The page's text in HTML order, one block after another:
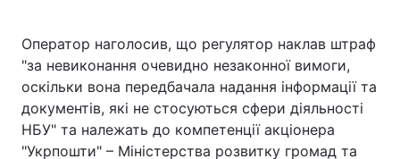
Оператор наголосив, що регулятор наклав штраф
"за невиконання очевидно незаконної вимоги,
оскільки вона передбачала надання інформації та
документів, які не стосуються сфери діяльності
НБУ" та належать до компетенції акціонера
"Укрпошти" – Міністерства розвитку громад та